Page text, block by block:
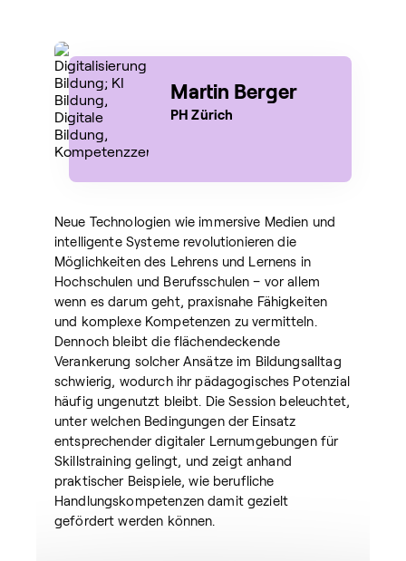
Neue Technologien wie immersive Medien und
intelligente Systeme revolutionieren die
Möglichkeiten des Lehrens und Lernens in
Hochschulen und Berufsschulen – vor allem
wenn es darum geht, praxisnahe Fähigkeiten
und komplexe Kompetenzen zu vermitteln.
Dennoch bleibt die flächendeckende
Verankerung solcher Ansätze im Bildungsalltag
schwierig, wodurch ihr pädagogisches Potenzial
häufig ungenutzt bleibt. Die Session beleuchtet,
unter welchen Bedingungen der Einsatz
entsprechender digitaler Lernumgebungen für
Skillstraining gelingt, und zeigt anhand
praktischer Beispiele, wie berufliche
Handlungskompetenzen damit gezielt
gefördert werden können.
Martin Berger
PH Zürich